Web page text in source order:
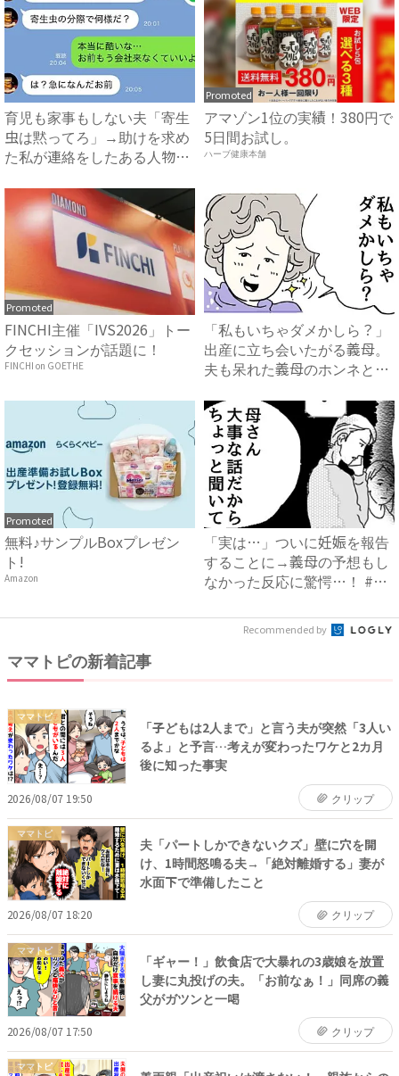
育児も家事もしない夫「寄生
虫は黙ってろ」→助けを求め
た私が連絡をしたある人物と
Promoted
アマゾン1位の実績！380円で
5日間お試し。
ハーブ健康本舗
Promoted
FINCHI主催「IVS2026」トー
クセッションが話題に！
FINCHI on GOETHE
「私もいちゃダメかしら？」
出産に立ち会いたがる義母。
夫も呆れた義母のホンネと
Promoted
無料♪サンプルBoxプレゼン
ト!
Amazon
「実は…」ついに妊娠を報告
することに→義母の予想もし
なかった反応に驚愕…！ #
Recommended by
ママトピの新着記事
ママトピ
「子どもは2人まで」と言う夫が突然「3人い
るよ」と予言…考えが変わったワケと2カ月
後に知った事実
2026/08/07 19:50 クリップ
ママトピ
夫「パートしかできないクズ」壁に穴を開
け、1時間怒鳴る夫→「絶対離婚する」妻が
水面下で準備したこと
2026/08/07 18:20 クリップ
ママトピ
「ギャー！」飲食店で大暴れの3歳娘を放置
し妻に丸投げの夫。「お前なぁ！」同席の義
父がガツンと一喝
2026/08/07 17:50 クリップ
ママトピ